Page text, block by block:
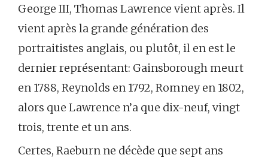
George III, Thomas Lawrence vient après. Il
vient après la grande génération des
portraitistes anglais, ou plutôt, il en est le
dernier représentant: Gainsborough meurt
en 1788, Reynolds en 1792, Romney en 1802,
alors que Lawrence n’a que dix-neuf, vingt
trois, trente et un ans.
Certes, Raeburn ne décède que sept ans